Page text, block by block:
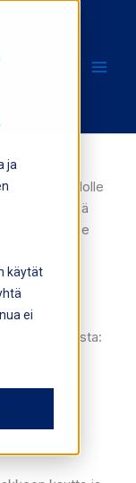
ja
käytät
ei
omakotitalolle
pyydä
palvelee
ja koko
rakennuksesta: